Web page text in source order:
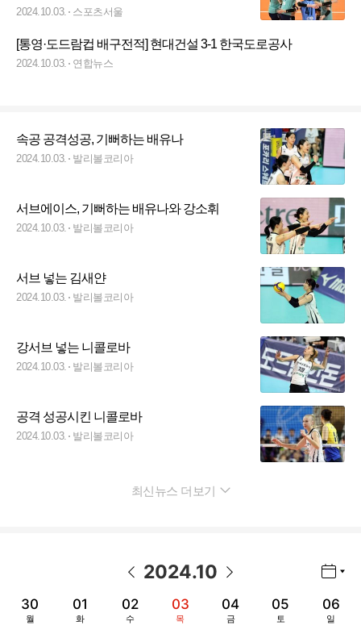
2024.10.03. 스포츠서울
[통영·도드람컵 배구전적] 현대건설 3-1 한국도로공사
2024.10.03. 연합뉴스
속공 공격성공, 기뻐하는 배유나
2024.10.03. 발리볼코리아
서브에이스, 기뻐하는 배유나와 강소휘
2024.10.03. 발리볼코리아
서브 넣는 김새얀
2024.10.03. 발리볼코리아
강서브 넣는 니콜로바
2024.10.03. 발리볼코리아
공격 성공시킨 니콜로바
2024.10.03. 발리볼코리아
최신뉴스 더보기
2024.10
30
월
01
화
02
수
03
목
04
금
05
토
06
일